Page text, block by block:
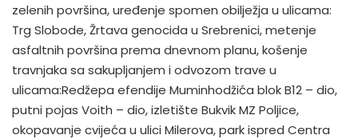
zelenih površina, uređenje spomen obilježja u ulicama:
Trg Slobode, Žrtava genocida u Srebrenici, metenje
asfaltnih površina prema dnevnom planu, košenje
travnjaka sa sakupljanjem i odvozom trave u
ulicama:Redžepa efendije Muminhodžića blok B12 – dio,
putni pojas Voith – dio, izletište Bukvik MZ Poljice,
okopavanje cvijeća u ulici Milerova, park ispred Centra